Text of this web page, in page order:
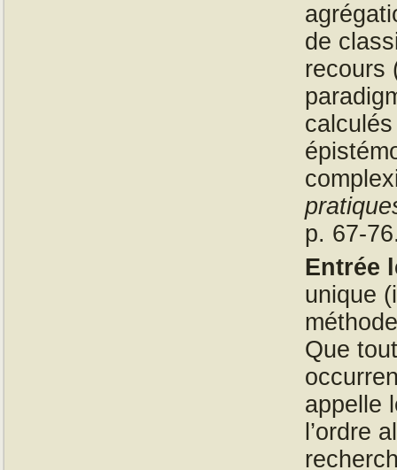
de
recours
p. 67-
Entrée
unique
Que
appelle
l’ordre